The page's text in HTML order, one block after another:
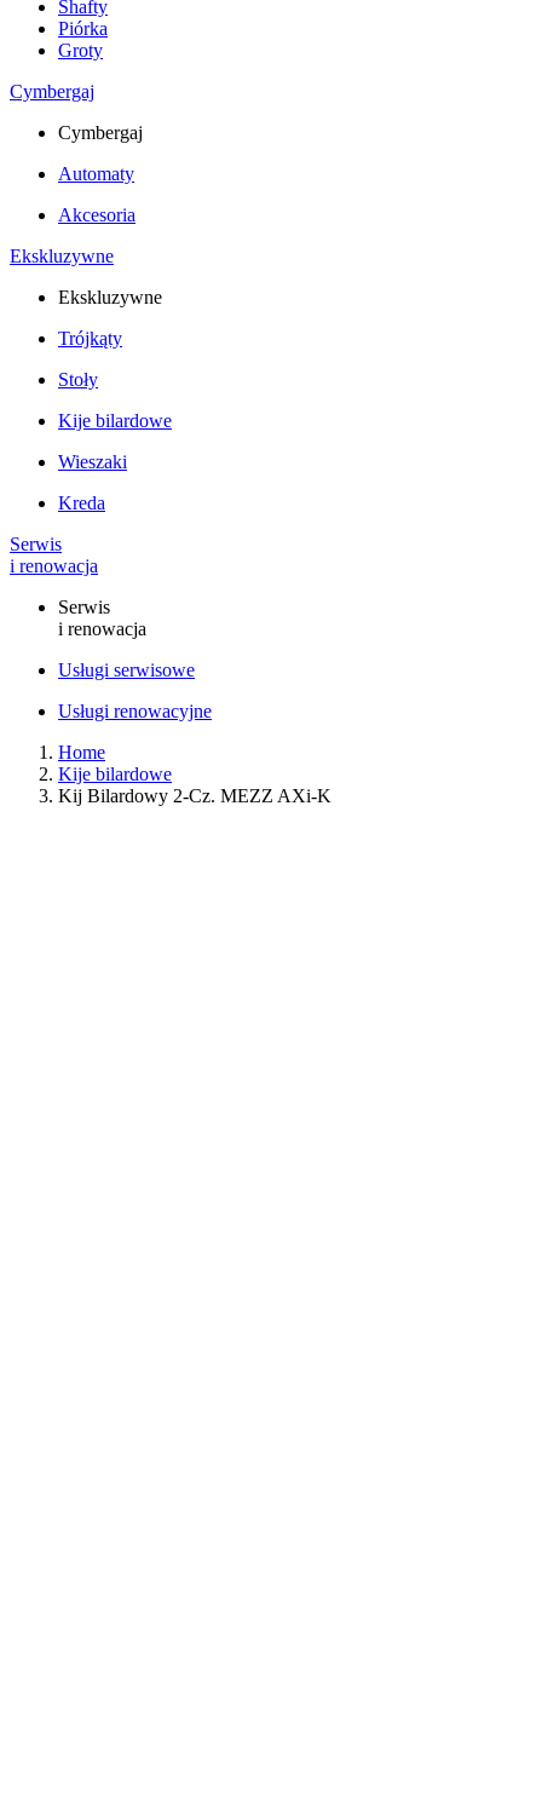
Shafty
Piórka
Groty
Cymbergaj
Cymbergaj
Automaty
Akcesoria
Ekskluzywne
Ekskluzywne
Trójkąty
Stoły
Kije bilardowe
Wieszaki
Kreda
Serwis
i renowacja
Serwis
i renowacja
Usługi serwisowe
Usługi renowacyjne
Home
Kije bilardowe
Kij Bilardowy 2-Cz. MEZZ AXi-K